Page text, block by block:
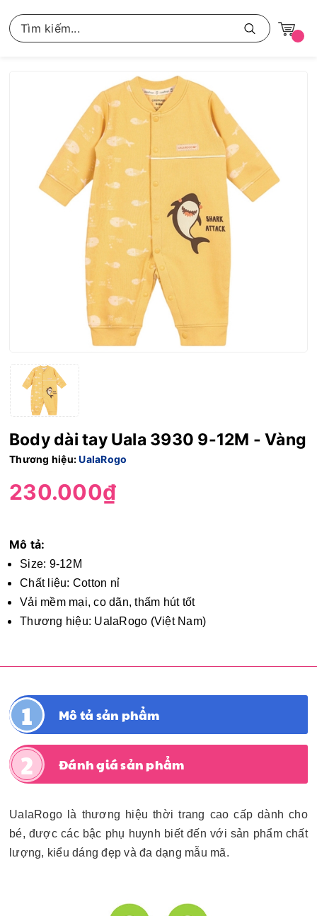
Body dài tay Uala 3930 9-12M - Vàng
Thương hiệu:UalaRogo
230.000₫
Mô tả:
Size: 9-12M
Chất liệu: Cotton nỉ
Vải mềm mại, co dãn, thấm hút tốt
Thương hiệu: UalaRogo (Việt Nam)
Mô tả sản phẩm
Đánh giá sản phẩm
UalaRogo là thương hiệu thời trang cao cấp dành cho
bé, được các bậc phụ huynh biết đến với sản phẩm chất
lượng, kiểu dáng đẹp và đa dạng mẫu mã.